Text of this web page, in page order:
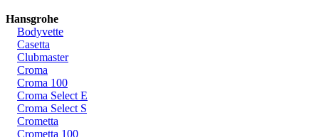
Hansgrohe
Bodyvette
Casetta
Clubmaster
Croma
Croma 100
Croma Select E
Croma Select S
Crometta
Crometta 100